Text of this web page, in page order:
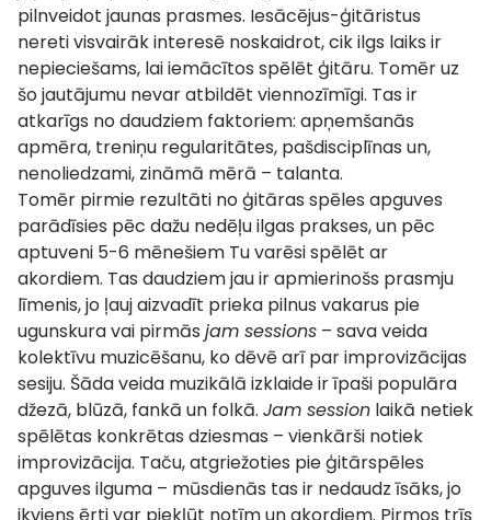
pilnveidot jaunas prasmes. Iesācējus-ģitāristus
nereti visvairāk interesē noskaidrot, cik ilgs laiks ir
nepieciešams, lai iemācītos spēlēt ģitāru. Tomēr uz
šo jautājumu nevar atbildēt viennozīmīgi. Tas ir
atkarīgs no daudziem faktoriem: apņemšanās
apmēra, treniņu regularitātes, pašdisciplīnas un,
nenoliedzami, zināmā mērā – talanta.
Tomēr pirmie rezultāti no ģitāras spēles apguves
parādīsies pēc dažu nedēļu ilgas prakses, un pēc
aptuveni 5-6 mēnešiem Tu varēsi spēlēt ar
akordiem. Tas daudziem jau ir apmierinošs prasmju
līmenis, jo ļauj aizvadīt prieka pilnus vakarus pie
ugunskura vai pirmās jam sessions – sava veida
kolektīvu muzicēšanu, ko dēvē arī par improvizācijas
sesiju. Šāda veida muzikālā izklaide ir īpaši populāra
džezā, blūzā, fankā un folkā. Jam session laikā netiek
spēlētas konkrētas dziesmas – vienkārši notiek
improvizācija. Taču, atgriežoties pie ģitārspēles
apguves ilguma – mūsdienās tas ir nedaudz īsāks, jo
ikviens ērti var piekļūt notīm un akordiem. Pirmos trīs